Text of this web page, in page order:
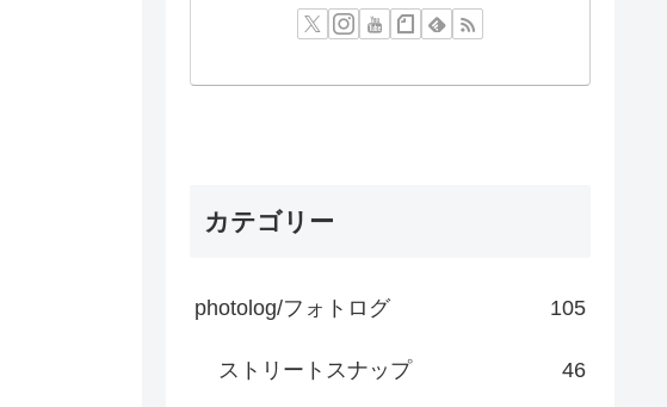
カテゴリー
photolog/フォトログ 105
ストリートスナップ 46